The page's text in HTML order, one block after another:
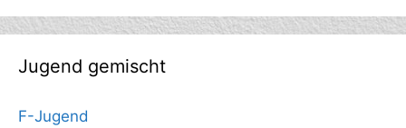
Jugend gemischt
F-Jugend